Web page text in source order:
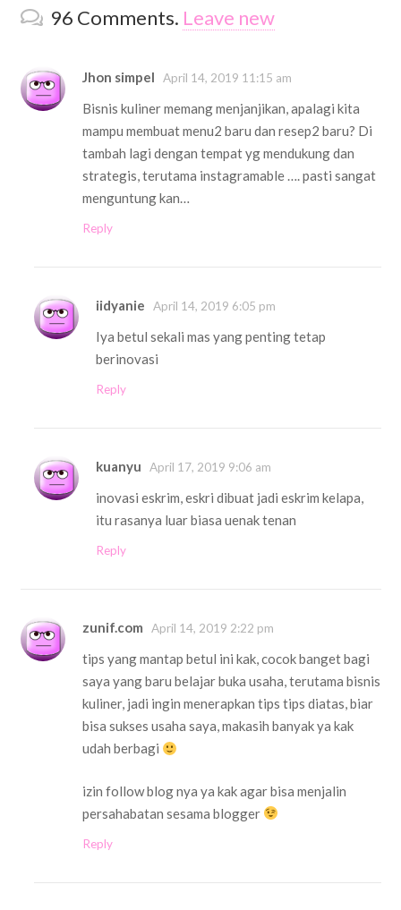
96 Comments. Leave new
Jhon simpel April 14, 2019 11:15 am
Bisnis kuliner memang menjanjikan, apalagi kita
mampu membuat menu2 baru dan resep2 baru? Di
tambah lagi dengan tempat yg mendukung dan
strategis, terutama instagramable …. pasti sangat
menguntung kan…
Reply
iidyanie April 14, 2019 6:05 pm
Iya betul sekali mas yang penting tetap
berinovasi
Reply
kuanyu April 17, 2019 9:06 am
inovasi eskrim, eskri dibuat jadi eskrim kelapa,
itu rasanya luar biasa uenak tenan
Reply
zunif.com April 14, 2019 2:22 pm
tips yang mantap betul ini kak, cocok banget bagi
saya yang baru belajar buka usaha, terutama bisnis
kuliner, jadi ingin menerapkan tips tips diatas, biar
bisa sukses usaha saya, makasih banyak ya kak
udah berbagi
izin follow blog nya ya kak agar bisa menjalin
persahabatan sesama blogger
Reply